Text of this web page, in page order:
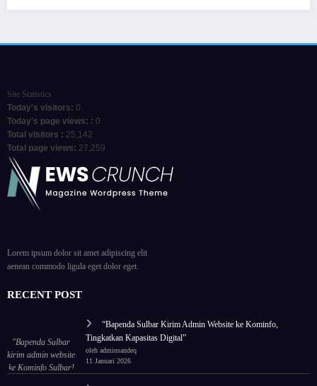
Site Statistics
Today's visitors: 0
Today's page views: : 0
Total visitors : 25,142
Total page views: 27,259
Lorem ipsum dolor sit amet adipiscing elit
aenean commodo ligula eget dolor eget.
RECENT POST
"Bapenda Sulbar
kirim admin website
ke Kominfo Sulbar!
“Bapenda Sulbar Kirim Admin Website ke Kominfo,
Tingkatkan Kapasitas Digital”
oleh adminsandeq
11 Januari 2026